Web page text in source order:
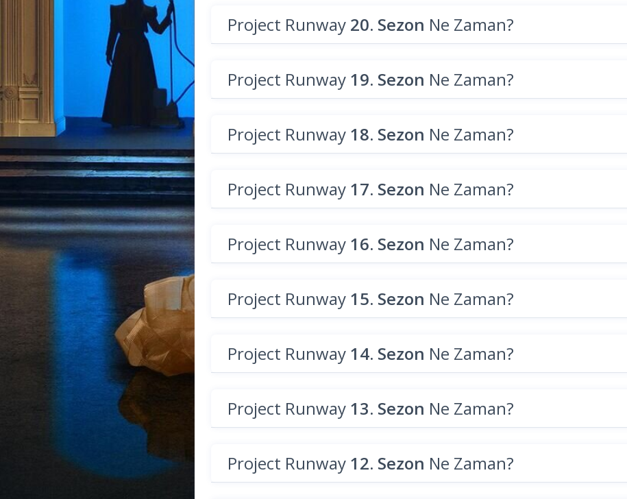
Project Runway 20. Sezon Ne Zaman?
Project Runway 19. Sezon Ne Zaman?
Project Runway 18. Sezon Ne Zaman?
Project Runway 17. Sezon Ne Zaman?
Project Runway 16. Sezon Ne Zaman?
Project Runway 15. Sezon Ne Zaman?
Project Runway 14. Sezon Ne Zaman?
Project Runway 13. Sezon Ne Zaman?
Project Runway 12. Sezon Ne Zaman?